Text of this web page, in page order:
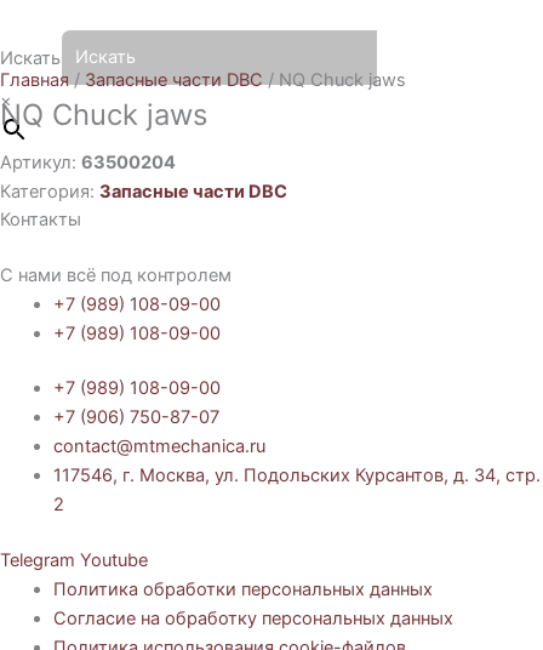
Искать
×
Главная / Запасные части DBC / NQ Chuck jaws
NQ Chuck jaws
Артикул: 63500204
Категория: Запасные части DBC
Контакты
С нами всё под контролем
+7 (989) 108-09-00
+7 (989) 108-09-00
+7 (989) 108-09-00
+7 (906) 750-87-07
contact@mtmechanica.ru
117546, г. Москва, ул. Подольских Курсантов, д. 34, стр.
2
Telegram Youtube
Политика обработки персональных данных
Согласие на обработку персональных данных